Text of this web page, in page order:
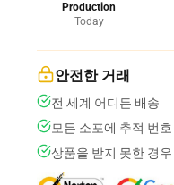
Production
Today
안전한 거래
전 세계 어디든 배송
모든 소포에 추적 번
상품을 받지 못한 경